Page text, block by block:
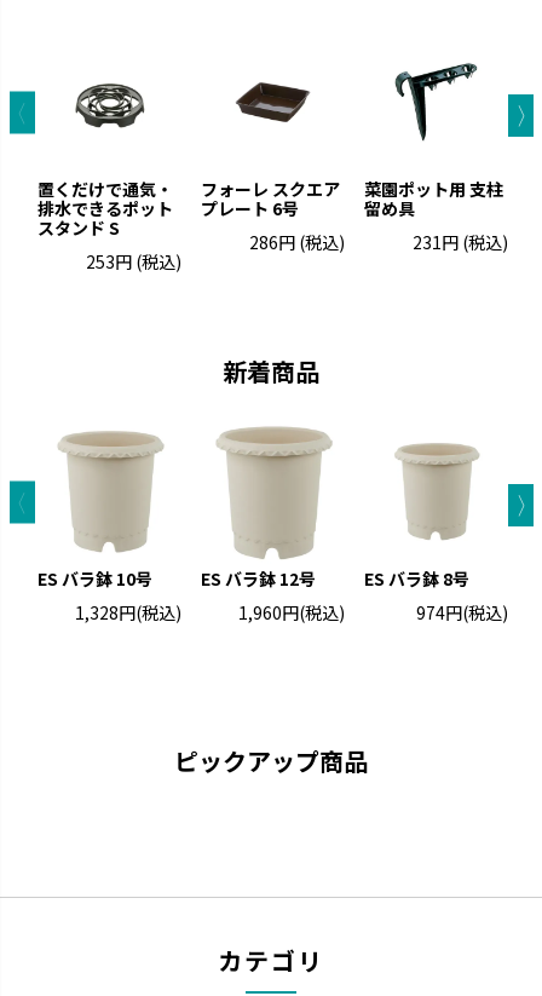
グレーニー
置くだけで通気・
排水できるポット
スタンド S
253円 (税込)
フォーレ スクエア
プレート 6号
286円 (税込)
菜園ポット用 支柱
留め具
231円 (税込)
新着商品
ES バラ鉢 10号
1,328円(税込)
ES バラ鉢 12号
1,960円(税込)
ES バラ鉢 8号
974円(税込)
ピックアップ商品
カテゴリ